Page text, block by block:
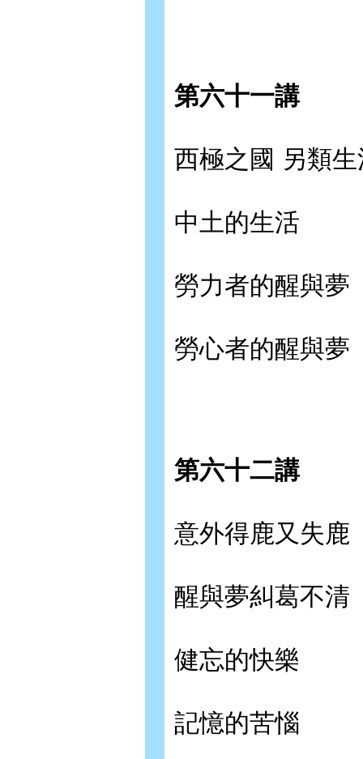
第六十一講
西極之國 另類生
中土的生活
勞力者的醒與夢
勞心者的醒與夢
第六十二講
意外得鹿又失鹿
醒與夢糾葛不清
健忘的快樂
記憶的苦惱